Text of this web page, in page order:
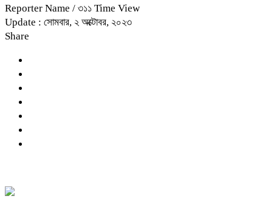
Reporter Name / ৩১১ Time View
Update : সোমবার, ২ অক্টোবর, ২০২৩
Share